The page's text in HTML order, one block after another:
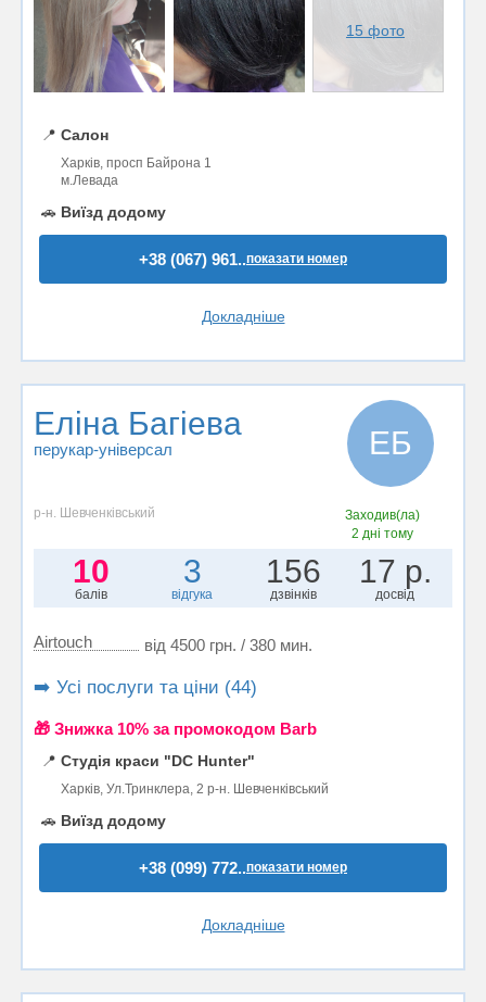
15 фото
📍 Салон
Харків, просп Байрона 1
м.Левада
🚗 Виїзд додому
+38 (067) 961..показати номер
Докладніше
Еліна Багіева
перукар-універсал ЕБ
р-н. Шевченківський
Заходив(ла)
2 дні тому
10
балів
3
відгука
156
дзвінків
17 р.
досвід
Airtouch від 4500 грн. / 380 мин.
➡️ Усі послуги та ціни (44)
🎁 Знижка 10% за промокодом Barb
📍 Студія краси "DC Hunter"
Харків, Ул.Тринклера, 2 р-н. Шевченківський
🚗 Виїзд додому
+38 (099) 772..показати номер
Докладніше